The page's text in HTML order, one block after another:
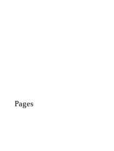
Pages